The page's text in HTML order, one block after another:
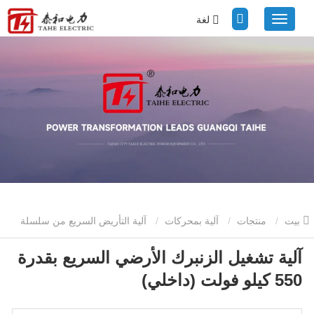
لغة
منتجات آلية بمحركات آلية التأريض السريع من سلسلة
CT32 (72.5 كيلو فولت - 1100 كيلو فولت) آلية تشغيل الزنبرك الأرضي
السريع بقدرة 550 كيلو فولت (داخلي)
آلية تشغيل الزنبرك الأرضي السريع بقدرة
550 كيلو فولت (داخلي)